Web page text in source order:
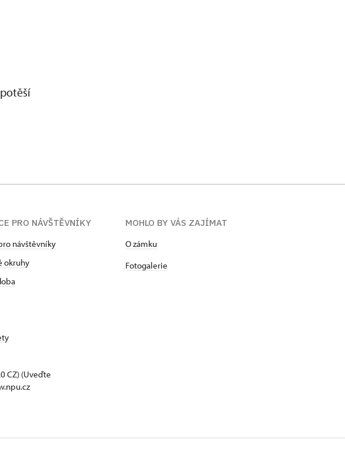
PRO NÁVŠTĚVNÍKY
návštěvníky
okruhy
MOHLO BY VÁS ZAJÍMAT
​​​​​​O zámku
Fotogalerie
CZ) (Uveďte